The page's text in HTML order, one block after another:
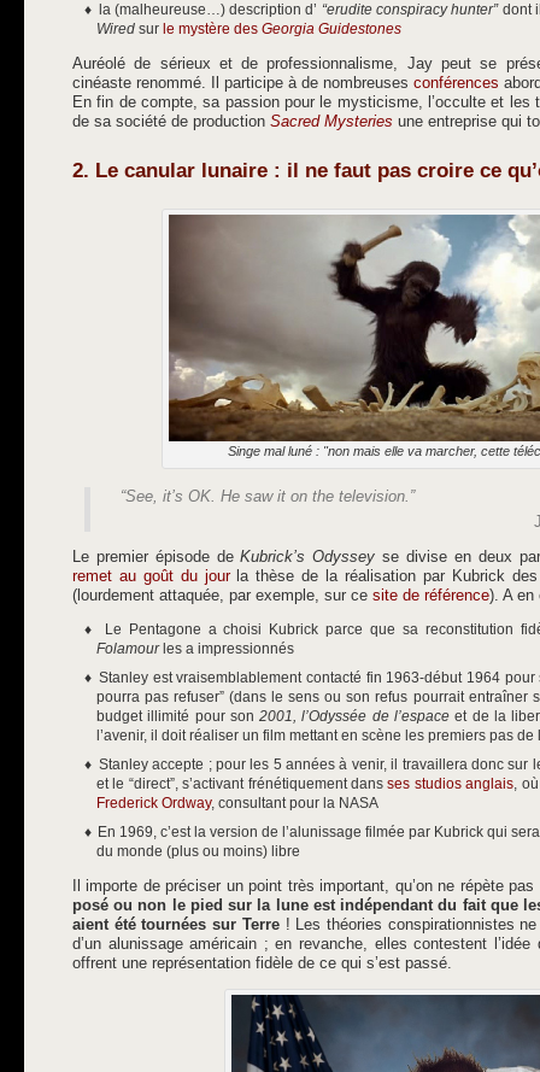
la (malheureuse…) description d’ “erudite conspiracy hunter”dont
Wired sur le mystère des Georgia Guidestones
Auréolé de sérieux et de professionnalisme, Jay peut se
cinéaste renommé. Il participe à de nombreuses conférences
En fin de compte, sa passion pour le mysticisme, l’occulte et les
de sa société de production Sacred Mysteries une entreprise qui
2. Le canular lunaire : il ne faut pas croire ce
Singe mal luné : "non mais elle va marcher, cette
“See, it’s OK. He saw it on the television.”
Le premier épisode deKubrick’s Odyssey se divise en deux
remet au goût du jourla thèse de la réalisation par Kubrick des
(lourdement attaquée, par exemple, sur ce site de référence). A en
Le Pentagone a choisi Kubrick parce que sa reconstitution
Folamourles a impressionnés
Stanley est vraisemblablement contacté fin 1963-début 1964 pour
pourra pas refuser” (dans le sens ou son refus pourrait entraîner
budget illimité pour son2001, l’Odyssée de l’espaceet de la
l’avenir, il doit réaliser un film mettant en scène les premiers pas de
Stanley accepte ; pour les 5 années à venir, il travaillera donc sur
et le “direct”, s’activant frénétiquement dansses studios anglais,
Frederick Ordway, consultant pour la NASA
En 1969, c’est la version de l’alunissage filmée par Kubrick qui
du monde (plus ou moins) libre
Il importe de préciser un point très important, qu’on ne répète
posé ou non le pied sur la lune est indépendant du fait que
aient été tournées sur Terre! Les théories conspirationnistes
d’un alunissage américain ; en revanche, elles contestent
offrent une représentation fidèle de ce qui s’est passé.